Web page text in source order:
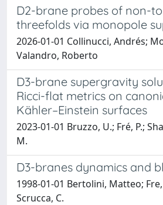
D2-brane probes of non-
threefolds via monopole
2026-01-01 Collinucci, Andrés;
Valandro, Roberto
D3-brane supergravity
Ricci-flat metrics on
Kähler–Einstein surfaces
2023-01-01 Bruzzo, U.; Fré, P.;
M.
D3-branes dynamics and
1998-01-01 Bertolini, Matteo;
Scrucca, C.